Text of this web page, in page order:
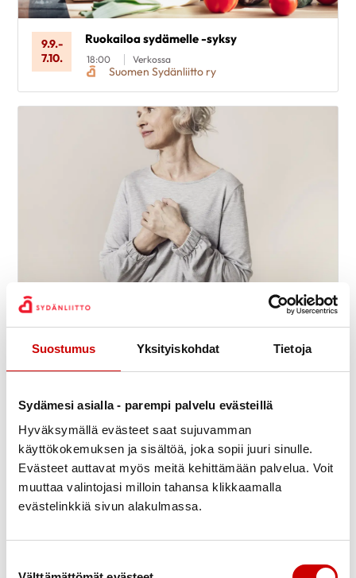
Suostumus Yksityiskohdat Tietoja
Sydämesi asialla - parempi palvelu evästeillä
Hyväksymällä evästeet saat sujuvamman
käyttökokemuksen ja sisältöä, joka sopii juuri sinulle.
Evästeet auttavat myös meitä kehittämään palvelua. Voit
muuttaa valintojasi milloin tahansa klikkaamalla
evästelinkkiä sivun alakulmassa.
9.9.-
7.10.
Ruokailoa sydämelle -syksy
18:00 Verkossa
Suomen Sydänliitto ry
9.9.-
11.9.
Sydänkurssi vähävaraisille
11:30
Meri-Karinan hyvinvointikeskus
Seiskarinkatu 35, 20900 TURKU
Suomen Sydänliitto ry